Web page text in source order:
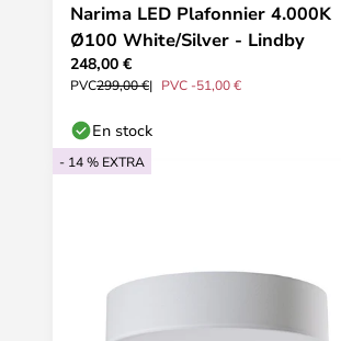
Narima LED Plafonnier 4.000K
Ø100 White/Silver - Lindby
248,00 €
PVC299,00 € PVC -51,00 €
En stock
- 14 % EXTRA